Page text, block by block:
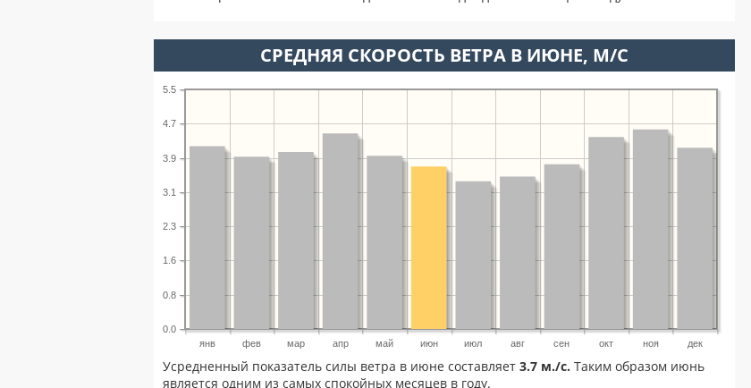
СРЕДНЯЯ СКОРОСТЬ ВЕТРА В ИЮНЕ, М/С
янв фев мар апр май июн июл авг сен окт ноя дек
0.0
0.8
1.6
2.3
3.1
3.9
4.7
5.5
Усредненный показатель силы ветра в июне составляет 3.7 м./с. Таким образом июнь
является одним из самых спокойных месяцев в году.